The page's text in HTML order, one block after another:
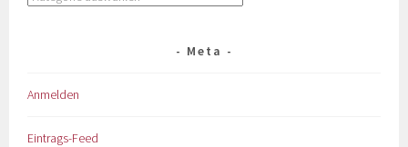
Meta
Anmelden
Eintrags-Feed